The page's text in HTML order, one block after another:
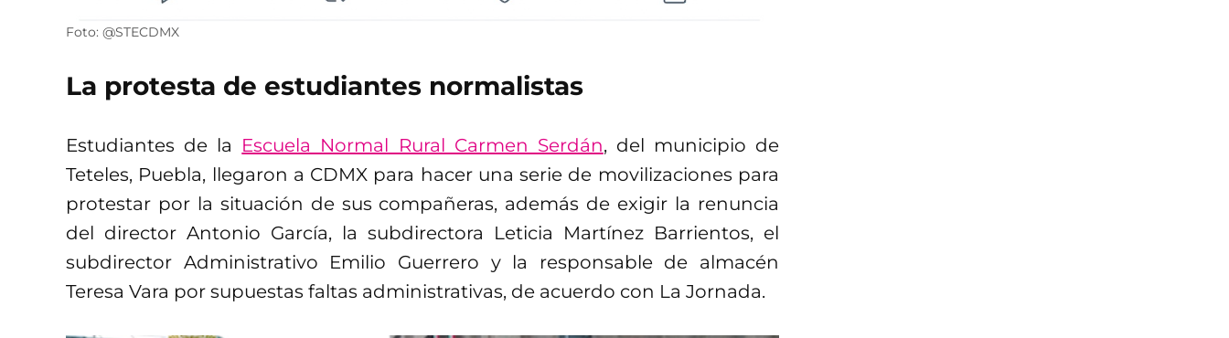
Foto: @STECDMX
La protesta de estudiantes normalistas
Estudiantes de la Escuela Normal Rural Carmen Serdán, del municipio de
Teteles, Puebla, llegaron a CDMX para hacer una serie de movilizaciones para
protestar por la situación de sus compañeras, además de exigir la renuncia
del director Antonio García, la subdirectora Leticia Martínez Barrientos, el
subdirector Administrativo Emilio Guerrero y la responsable de almacén
Teresa Vara por supuestas faltas administrativas, de acuerdo con La Jornada.